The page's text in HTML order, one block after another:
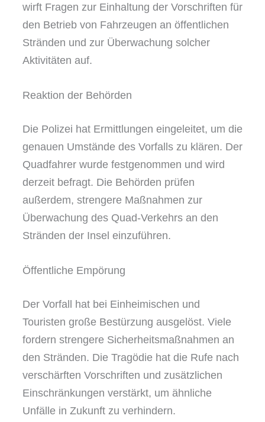
wirft Fragen zur Einhaltung der Vorschriften für
den Betrieb von Fahrzeugen an öffentlichen
Stränden und zur Überwachung solcher
Aktivitäten auf.
Reaktion der Behörden
Die Polizei hat Ermittlungen eingeleitet, um die
genauen Umstände des Vorfalls zu klären. Der
Quadfahrer wurde festgenommen und wird
derzeit befragt. Die Behörden prüfen
außerdem, strengere Maßnahmen zur
Überwachung des Quad-Verkehrs an den
Stränden der Insel einzuführen.
Öffentliche Empörung
Der Vorfall hat bei Einheimischen und
Touristen große Bestürzung ausgelöst. Viele
fordern strengere Sicherheitsmaßnahmen an
den Stränden. Die Tragödie hat die Rufe nach
verschärften Vorschriften und zusätzlichen
Einschränkungen verstärkt, um ähnliche
Unfälle in Zukunft zu verhindern.